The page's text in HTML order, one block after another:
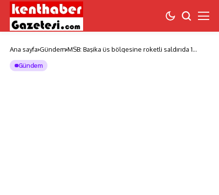
Ana sayfa Gündem MSB: Başika üs bölgesine roketli saldırıda 1
Gündem